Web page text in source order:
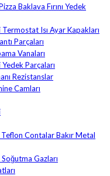
Baklava Fırını Yedek
Isı Ayar Kapakları
Parçaları
Vanaları
Parçaları
Rezistanslar
Camları
Contalar Bakır Metal
Gazları